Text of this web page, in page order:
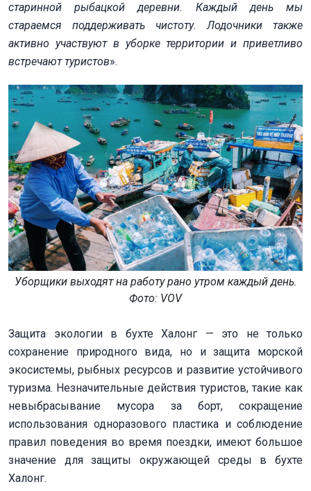
старинной рыбацкой деревни. Каждый день мы
стараемся поддерживать чистоту. Лодочники также
активно участвуют в уборке территории и приветливо
встречают туристов».
Уборщики выходят на работу рано утром каждый день.
Фото: VOV
Защита экологии в бухте Халонг — это не только
сохранение природного вида, но и защита морской
экосистемы, рыбных ресурсов и развитие устойчивого
туризма. Незначительные действия туристов, такие как
невыбрасывание мусора за борт, сокращение
использования одноразового пластика и соблюдение
правил поведения во время поездки, имеют большое
значение для защиты окружающей среды в бухте
Халонг.